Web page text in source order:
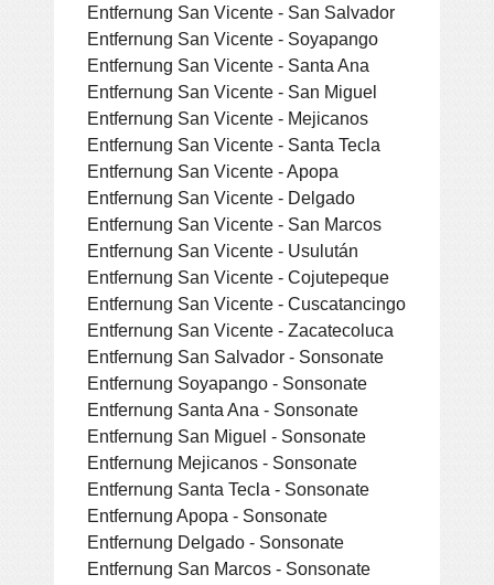
Entfernung San Vicente - San Salvador
Entfernung San Vicente - Soyapango
Entfernung San Vicente - Santa Ana
Entfernung San Vicente - San Miguel
Entfernung San Vicente - Mejicanos
Entfernung San Vicente - Santa Tecla
Entfernung San Vicente - Apopa
Entfernung San Vicente - Delgado
Entfernung San Vicente - San Marcos
Entfernung San Vicente - Usulután
Entfernung San Vicente - Cojutepeque
Entfernung San Vicente - Cuscatancingo
Entfernung San Vicente - Zacatecoluca
Entfernung San Salvador - Sonsonate
Entfernung Soyapango - Sonsonate
Entfernung Santa Ana - Sonsonate
Entfernung San Miguel - Sonsonate
Entfernung Mejicanos - Sonsonate
Entfernung Santa Tecla - Sonsonate
Entfernung Apopa - Sonsonate
Entfernung Delgado - Sonsonate
Entfernung San Marcos - Sonsonate